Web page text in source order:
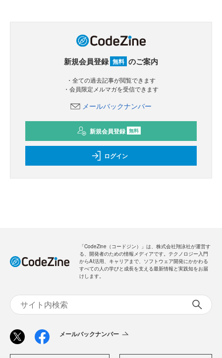
新規会員登録 無料 のご案内
・全ての過去記事が閲覧できます
・会員限定メルマガを受信できます
メールバックナンバー
新規会員登録 無料
ログイン
「CodeZine（コードジン）」は、株式会社翔泳社が運営す
る、開発者のための情報メディアです。テクノロジー入門
からAI活用、キャリアまで、ソフトウェア開発にかかわる
すべての人の学びと成長を支える最新情報と実践知をお届
けします。
メールバックナンバー